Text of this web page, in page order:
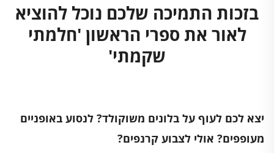
בזכות התמיכה שלכם נוכל להוציא
לאור את ספרי הראשון 'חלמתי
שקמתי'
יצא לכם לעוף על בלונים משוקולד? לנסוע באופניים
מעופפים? אולי לצבוע קרנפים?